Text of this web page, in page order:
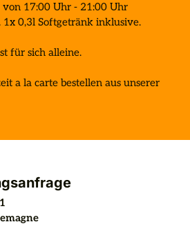
17:00 Uhr - 21:00 Uhr
0,3l Softgetränk inklusive.
für sich alleine.
a la carte bestellen aus unserer